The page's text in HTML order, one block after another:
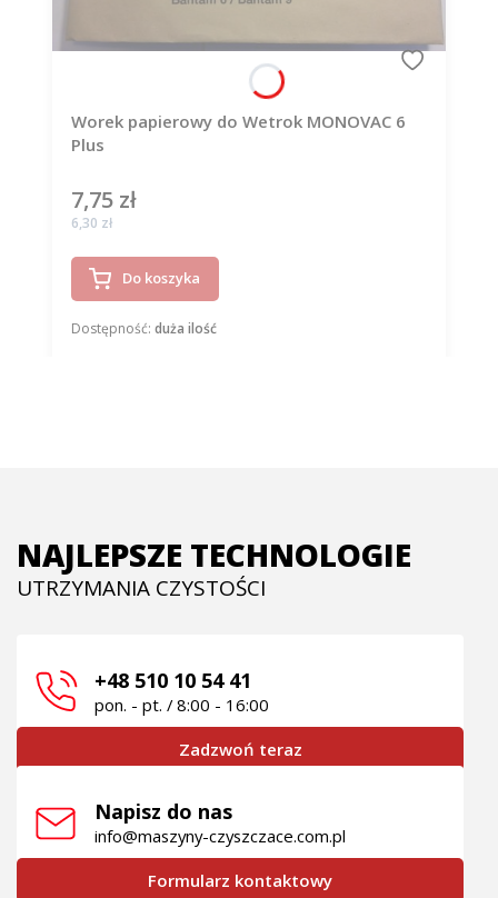
Worek papierowy do Wetrok MONOVAC 6
Plus
Cena
7,75 zł
Cena
6,30 zł
Do koszyka
Dostępność: duża ilość
NAJLEPSZE TECHNOLOGIE
UTRZYMANIA CZYSTOŚCI
+48 510 10 54 41
pon. - pt. / 8:00 - 16:00
Zadzwoń teraz
Napisz do nas
info@maszyny-czyszczace.com.pl
Formularz kontaktowy